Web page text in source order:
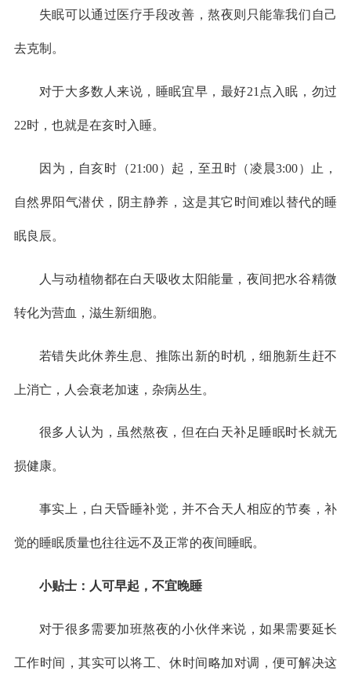
失眠可以通过医疗手段改善，熬夜则只能靠我们自己
去克制。
对于大多数人来说，睡眠宜早，最好21点入眠，勿过
22时，也就是在亥时入睡。
因为，自亥时（21:00）起，至丑时（凌晨3:00）止，
自然界阳气潜伏，阴主静养，这是其它时间难以替代的睡
眠良辰。
人与动植物都在白天吸收太阳能量，夜间把水谷精微
转化为营血，滋生新细胞。
若错失此休养生息、推陈出新的时机，细胞新生赶不
上消亡，人会衰老加速，杂病丛生。
很多人认为，虽然熬夜，但在白天补足睡眠时长就无
损健康。
事实上，白天昏睡补觉，并不合天人相应的节奏，补
觉的睡眠质量也往往远不及正常的夜间睡眠。
小贴士：人可早起，不宜晚睡
对于很多需要加班熬夜的小伙伴来说，如果需要延长
工作时间，其实可以将工、休时间略加对调，便可解决这